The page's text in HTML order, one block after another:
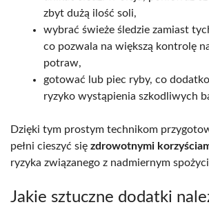
zbyt dużą ilość soli,
wybrać świeże śledzie zamiast
co pozwala na większą kontrolę
potraw,
gotować lub piec ryby, co
ryzyko wystąpienia szkodliwych
Dzięki tym prostym technikom
pełni cieszyć się zdrowotnymi
ryzyka związanego z nadmiernym
Jakie sztuczne dodatki